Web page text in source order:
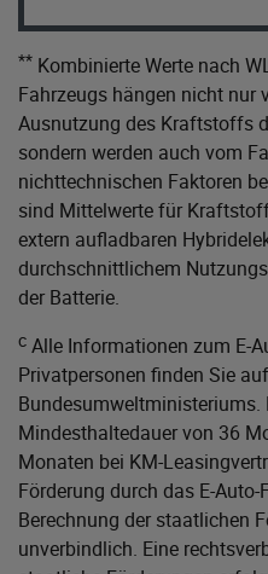
** Kombinierte Werte nach
Fahrzeugs hängen nicht nur
Ausnutzung des Kraftstoffs
sondern werden auch vom
nichttechnischen Faktoren
sind Mittelwerte für
extern aufladbaren
durchschnittlichem
der Batterie.
c Alle Informationen zum E-
Privatpersonen finden Sie
Bundesumweltministeriums.
Mindesthaltedauer von 36
Monaten bei KM-
Förderung durch das E-
Berechnung der staatlichen
unverbindlich. Eine